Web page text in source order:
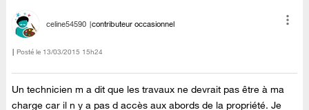
celine54590 contributeur occasionnel
Posté le ‎13/03/2015 15h24
Un technicien m a dit que les travaux ne devrait pas être à ma
charge car il n y a pas d accès aux abords de la propriété. Je